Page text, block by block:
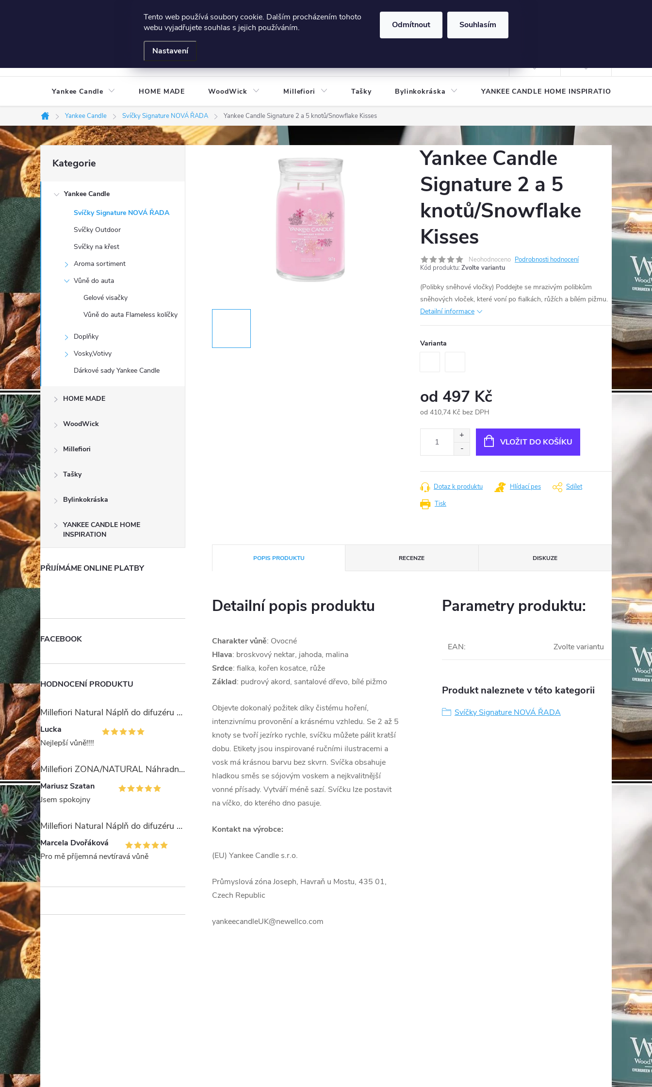
Tento web používá soubory cookie. Dalším procházením tohoto
webu vyjadřujete souhlas s jejich používáním.
Nastavení
Odmítnout Souhlasím
606124443
Podmínky e-shopu Podmínky ochrany osobních údajů
Yankee Candle HOME MADE WoodWick Millefiori Tašky Bylinkokráska YANKEE CANDLE HOME INSPIRATION
Domů
Yankee Candle Svíčky Signature NOVÁ ŘADA Yankee Candle Signature 2 a 5 knotů/Snowflake Kisses
P
o
s
r
a
n
n
í
p
a
n
e
l
kategorie
Kategorie
Yankee Candle
Svíčky Signature NOVÁ ŘADA
Svíčky Outdoor
Svíčky na křest
Aroma sortiment
Vůně do auta
Gelové visačky
Vůně do auta Flameless kolíčky
Doplňky
Vosky,Votivy
Dárkové sady Yankee Candle
HOME MADE
WoodWick
Millefiori
Tašky
Bylinkokráska
YANKEE CANDLE HOME
INSPIRATION
PŘIJÍMÁME ONLINE PLATBY
FACEBOOK
HODNOCENÍ PRODUKTU
Millefiori Natural Náplň do difuzéru 250ml/Ambra & Rosa
Lucka
Nejlepší vůně!!!!
Millefiori ZONA/NATURAL Náhradní stébla pro difuzér 100ml
Mariusz Szatan
Jsem spokojny
Millefiori Natural Náplň do difuzéru 250ml/Legni e Fiori ďArancio
Marcela Dvořáková
Pro mě příjemná nevtíravá vůně
Yankee Candle
Signature 2 a 5
knotů/Snowflake
Kisses
Neohodnoceno Podrobnosti hodnocení
Kód produktu: Zvolte variantu
(Polibky sněhové vločky) Poddejte se mrazivým polibkům
sněhových vloček, které voní po fialkách, růžích a bílém pižmu.
Detailní informace
Varianta
od 497 Kč
od 410,74 Kč bez DPH
VLOŽIT DO KOŠÍKU
Tisk
Dotaz k produktu Hlídací pes Sdílet
POPIS PRODUKTU RECENZE DISKUZE
Detailní popis produktu
Charakter vůně: Ovocné
Hlava: broskvový nektar, jahoda, malina
Srdce: fialka, kořen kosatce, růže
Základ: pudrový akord, santalové dřevo, bílé pižmo
Objevte dokonalý požitek díky čistému hoření,
intenzivnímu provonění a krásnému vzhledu. Se 2 až 5
knoty se tvoří jezírko rychle, svíčku můžete pálit kratší
dobu. Etikety jsou inspirované ručními ilustracemi a
vosk má krásnou barvu bez skvrn. Svíčka obsahuje
hladkou směs se sójovým voskem a nejkvalitnější
vonné přísady. Vytváří méně sazí. Svíčku lze postavit
na víčko, do kterého dno pasuje.
Kontakt na výrobce:
(EU) Yankee Candle s.r.o.
Průmyslová zóna Joseph, Havraň u Mostu, 435 01,
Czech Republic
yankeecandleUK@newellco.com
Parametry produktu:
EAN: Zvolte variantu
Produkt naleznete v této kategorii
Svíčky Signature NOVÁ ŘADA